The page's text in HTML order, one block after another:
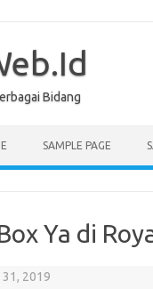
Bidang
SAMPLE PAGE
Ya di
31, 2019